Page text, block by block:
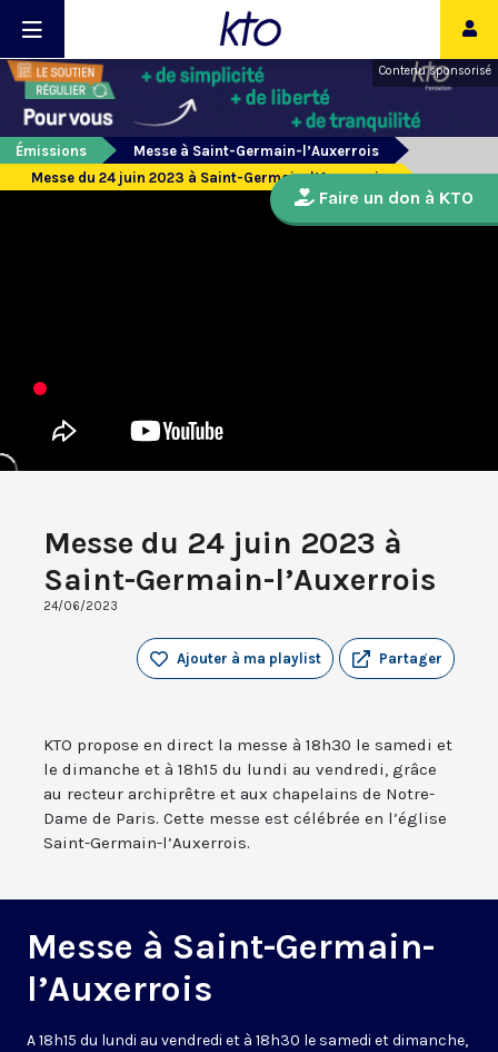
Contenu sponsorisé
Émissions
Messe à Saint-Germain-l’Auxerrois
Messe du 24 juin 2023 à Saint-Germain-l’Auxerrois
Messe du 24 juin 2023 à
Saint-Germain-l’Auxerrois
24/06/2023
Partager
Ajouter à ma playlist
KTO propose en direct la messe à 18h30 le samedi et
le dimanche et à 18h15 du lundi au vendredi, grâce
au recteur archiprêtre et aux chapelains de Notre-
Dame de Paris. Cette messe est célébrée en l’église
Saint-Germain-l’Auxerrois.
Messe à Saint-Germain-
l’Auxerrois
A 18h15 du lundi au vendredi et à 18h30 le samedi et dimanche,
Faire un don à KTO